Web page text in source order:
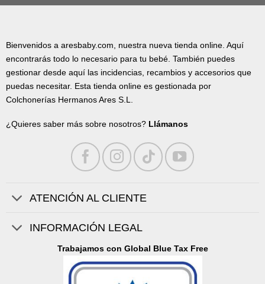
Bienvenidos a aresbaby.com, nuestra nueva tienda online. Aquí
encontrarás todo lo necesario para tu bebé. También puedes
gestionar desde aquí las incidencias, recambios y accesorios que
puedas necesitar. Esta tienda online es gestionada por
Colchonerías Hermanos Ares S.L.
¿Quieres saber más sobre nosotros? Llámanos
ATENCIÓN AL CLIENTE
INFORMACIÓN LEGAL
Trabajamos con Global Blue Tax Free